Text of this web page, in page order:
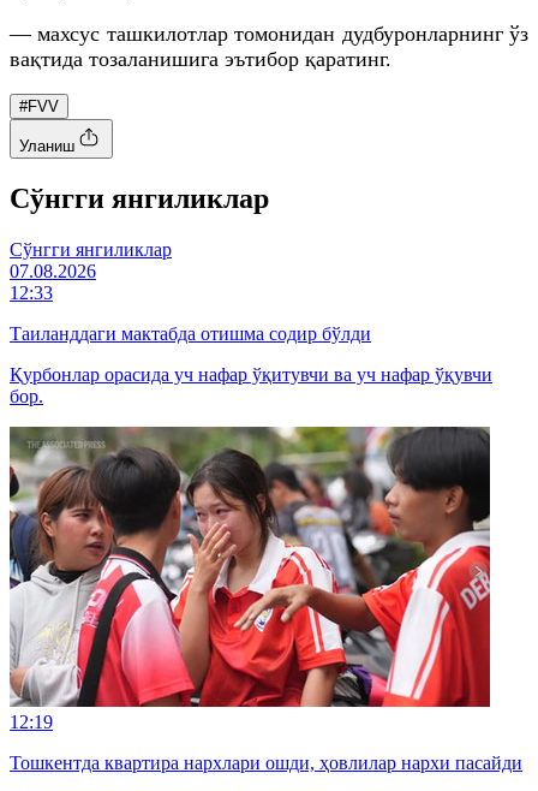
— махсус ташкилотлар томонидан дудбуронларнинг ўз
вақтида тозаланишига эътибор қаратинг.
#FVV
Уланиш
Cўнгги янгиликлар
Cўнгги янгиликлар
07.08.2026
12:33
Таиланддаги мактабда отишма содир бўлди
Қурбонлар орасида уч нафар ўқитувчи ва уч нафар ўқувчи
бор.
12:19
Тошкентда квартира нархлари ошди, ҳовлилар нархи пасайди